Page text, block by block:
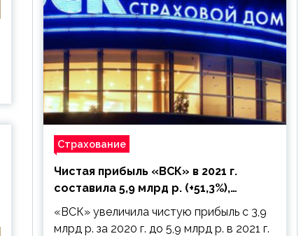
Страхование
Чистая прибыль «ВСК» в 2021 г.
составила 5,9 млрд р. (+51,3%),
дивиденды рекомендовано не
выплачивать
«ВСК» увеличила чистую прибыль с 3,9
млрд р. за 2020 г. до 5,9 млрд р. в 2021 г.